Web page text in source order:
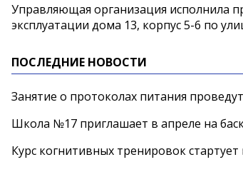
Управляющая организация исполнила
эксплуатации дома 13, корпус 5-6 по
ПОСЛЕДНИЕ НОВОСТИ
Занятие о протоколах питания
Школа №17 приглашает в апреле на
Курс когнитивных тренировок